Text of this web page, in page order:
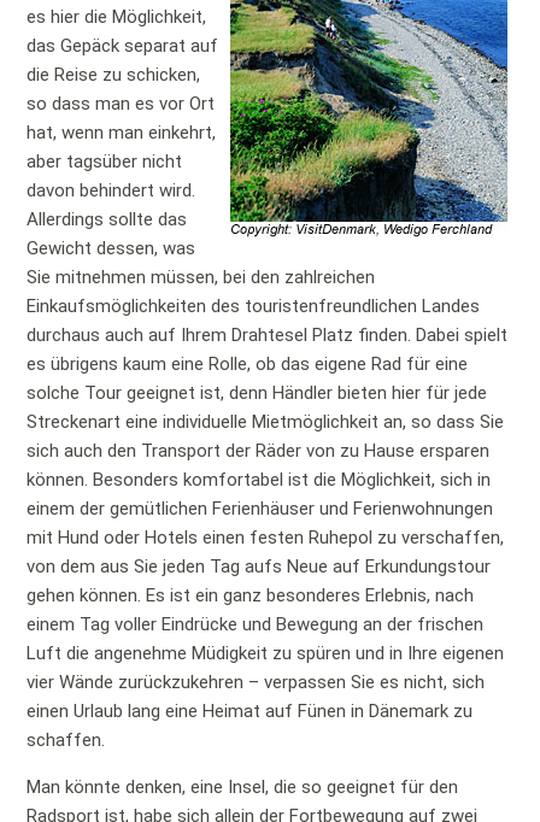
es hier die Möglichkeit,
das Gepäck separat auf
die Reise zu schicken,
so dass man es vor Ort
hat, wenn man einkehrt,
aber tagsüber nicht
davon behindert wird.
Allerdings sollte das
Gewicht dessen, was
Sie mitnehmen müssen, bei den zahlreichen
Einkaufsmöglichkeiten des touristenfreundlichen Landes
durchaus auch auf Ihrem Drahtesel Platz finden. Dabei spielt
es übrigens kaum eine Rolle, ob das eigene Rad für eine
solche Tour geeignet ist, denn Händler bieten hier für jede
Streckenart eine individuelle Mietmöglichkeit an, so dass Sie
sich auch den Transport der Räder von zu Hause ersparen
können. Besonders komfortabel ist die Möglichkeit, sich in
einem der gemütlichen Ferienhäuser und Ferienwohnungen
mit Hund oder Hotels einen festen Ruhepol zu verschaffen,
von dem aus Sie jeden Tag aufs Neue auf Erkundungstour
gehen können. Es ist ein ganz besonderes Erlebnis, nach
einem Tag voller Eindrücke und Bewegung an der frischen
Luft die angenehme Müdigkeit zu spüren und in Ihre eigenen
vier Wände zurückzukehren – verpassen Sie es nicht, sich
einen Urlaub lang eine Heimat auf Fünen in Dänemark zu
schaffen.
Man könnte denken, eine Insel, die so geeignet für den
Radsport ist, habe sich allein der Fortbewegung auf zwei